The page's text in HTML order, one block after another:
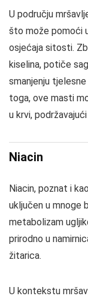
U području
što može pomoći
osjećaja sitosti.
kiselina, potiče
smanjenju
toga, ove masti
u krvi,
Niacin
Niacin, poznat i
uključen u mnoge
metabolizam
prirodno u
žitarica.
U kontekstu